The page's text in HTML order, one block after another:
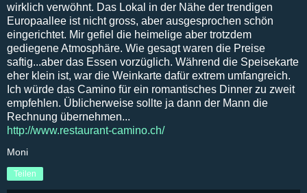
wirklich verwöhnt. Das Lokal in der Nähe der trendigen
Europaallee ist nicht gross, aber ausgesprochen schön
eingerichtet. Mir gefiel die heimelige aber trotzdem
gediegene Atmosphäre. Wie gesagt waren die Preise
saftig...aber das Essen vorzüglich. Während die Speisekarte
eher klein ist, war die Weinkarte dafür extrem umfangreich.
Ich würde das Camino für ein romantisches Dinner zu zweit
empfehlen. Üblicherweise sollte ja dann der Mann die
Rechnung übernehmen...
http://www.restaurant-camino.ch/
Moni
Teilen